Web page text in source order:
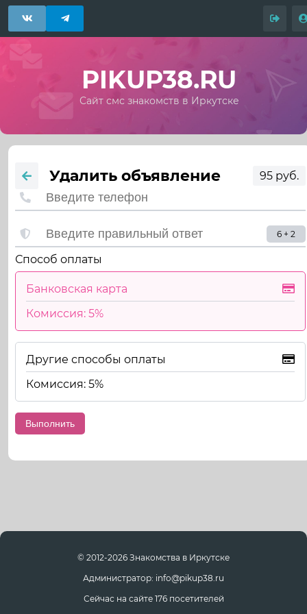
PIKUP38.RU
Сайт смс знакомств в Иркутске
Удалить объявление 95 руб.
6 + 2
Способ оплаты
Банковская карта
Комиссия: 5%
Другие способы оплаты
Комиссия: 5%
© 2012-2026 Знакомства в Иркутске
Администратор: info@pikup38.ru
Сейчас на сайте 176 посетителей